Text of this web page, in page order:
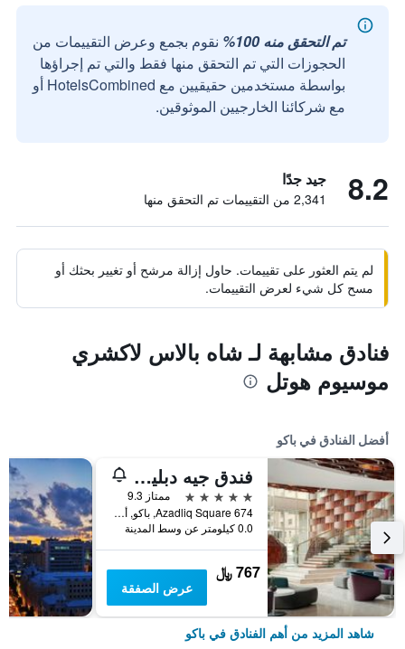
تم التحقق منه 100%
نقوم بجمع وعرض التقييمات من
الحجوزات التي تم التحقق منها فقط والتي تم إجراؤها
بواسطة مستخدمين حقيقيين مع HotelsCombined أو
مع شركائنا الخارجيين الموثوقين.
8.2 جيد جدًا
2,341 من التقييمات تم التحقق منها
لم يتم العثور على تقييمات. حاول إزالة مرشح أو تغيير بحثك أو
مسح كل شيء لعرض التقييمات.
فنادق مشابهة لـ شاه بالاس لاكشري
موسيوم هوتل
أفضل الفنادق في باكو
فندق جيه دبليو ماريوت أبشيرون باكو
5 نجوم
ممتاز 9.3
674 Azadliq Square, باكو, أذربيجان
0.0 كيلومتر عن وسط المدينة
767 ﷼
عرض الصفقة
شاهد المزيد من أهم الفنادق في باكو